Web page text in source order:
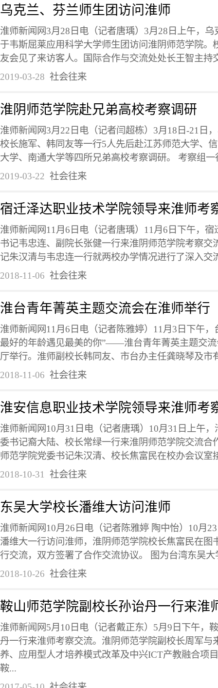
乌克兰、芬兰师生团访问淮师
淮师新闻网3月28日电（记者唐瑀）3月28日上午，
于韦斯屈莱应用科学大学师生团访问淮阴师范学院。
友会见了来访客人。国际合作与交流处处长王智主持
2019-03-28 社会往来
淮阴师范学院赴兄弟高校考察调研
淮师新闻网3月22日电（记者闫超栋）3月18日-21日
校长施军、韩同友等一行5人先后赴江苏师范大学、
大学、南通大学等四所兄弟高校考察调研。 考察组
2019-03-22 社会往来
宿迁泽达职业技术学院领导来淮师考
淮师新闻网11月6日电（记者唐瑀）11月6日下午，
书记韦忠连、副院长张健一行来淮阴师范学院考察交
记朱汉清与韦忠连一行就两校办学情况进行了深入交
2018-11-06 社会往来
淮台青年菁英主题交流会在淮师举行
淮师新闻网11月6日电（记者陈雅婷）11月3日下午，
最好的年龄遇见最美的你”——淮台青年菁英主题交
厅举行。淮师副校长韩同友、市台办主任龚晓琴及市
2018-11-06 社会往来
淮安信息职业技术学院领导来淮师考
淮师新闻网10月31日电（记者唐瑀）10月31日上午
委书记裔大陆、校长常绿一行来淮阴师范学院交流合
师范学院党委书记朱汉清、校长焦富民在校办会议室
2018-10-31
社会往来
东吴大学校长潘维大访问淮师
淮师新闻网10月26日电（记者陈雅婷 陶中怡）10月
潘维大一行访问淮师，淮阴师范学院校长焦富民在图
行交流，双方签署了合作交流协议。 图为台湾东吴
2018-10-26 社会往来
鞍山师范学院副校长孙诒丹一行来淮
淮师新闻网5月10日电（记者戴正东）5月9日下午，
丹一行来淮师考察交流。淮阴师范学院副校长周军与
养、应用型人才培养模式改革及中兴ICT产教融合项
鞍...